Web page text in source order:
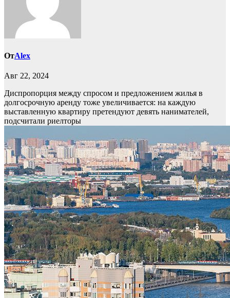
ОтAlex
Авг 22, 2024
Диспропорция между спросом и предложением жилья в
долгосрочную аренду тоже увеличивается: на каждую
выставленную квартиру претендуют девять нанимателей,
подсчитали риелторы